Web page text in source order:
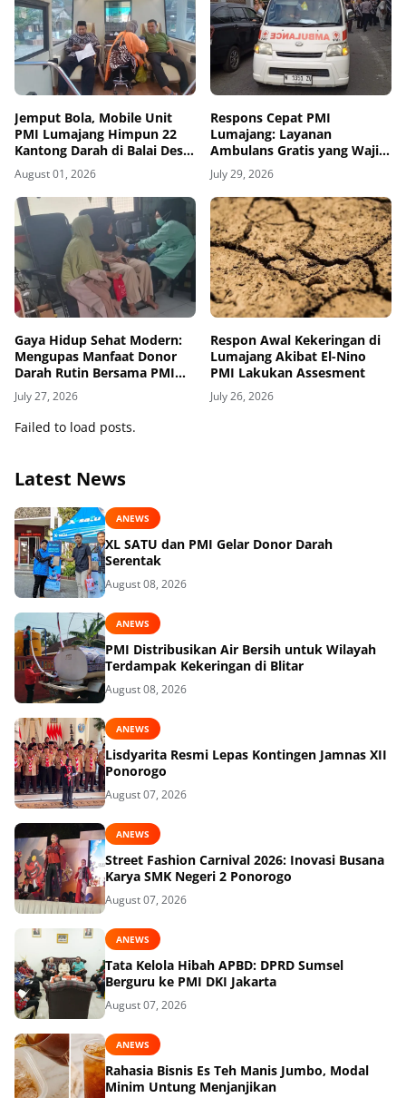
Jemput Bola, Mobile Unit
PMI Lumajang Himpun 22
Kantong Darah di Balai Desa
Jatirejo Kunir
August 01, 2026
Respons Cepat PMI
Lumajang: Layanan
Ambulans Gratis yang Wajib
Diketahui Warga
July 29, 2026
Gaya Hidup Sehat Modern:
Mengupas Manfaat Donor
Darah Rutin Bersama PMI
Kabupaten Lumajang
July 27, 2026
Respon Awal Kekeringan di
Lumajang Akibat El-Nino
PMI Lakukan Assesment
July 26, 2026
Failed to load posts.
Latest News
ANEWS
XL SATU dan PMI Gelar Donor Darah
Serentak
August 08, 2026
ANEWS
PMI Distribusikan Air Bersih untuk Wilayah
Terdampak Kekeringan di Blitar
August 08, 2026
ANEWS
Lisdyarita Resmi Lepas Kontingen Jamnas XII
Ponorogo
August 07, 2026
ANEWS
Street Fashion Carnival 2026: Inovasi Busana
Karya SMK Negeri 2 Ponorogo
August 07, 2026
ANEWS
Tata Kelola Hibah APBD: DPRD Sumsel
Berguru ke PMI DKI Jakarta
August 07, 2026
ANEWS
Rahasia Bisnis Es Teh Manis Jumbo, Modal
Minim Untung Menjanjikan